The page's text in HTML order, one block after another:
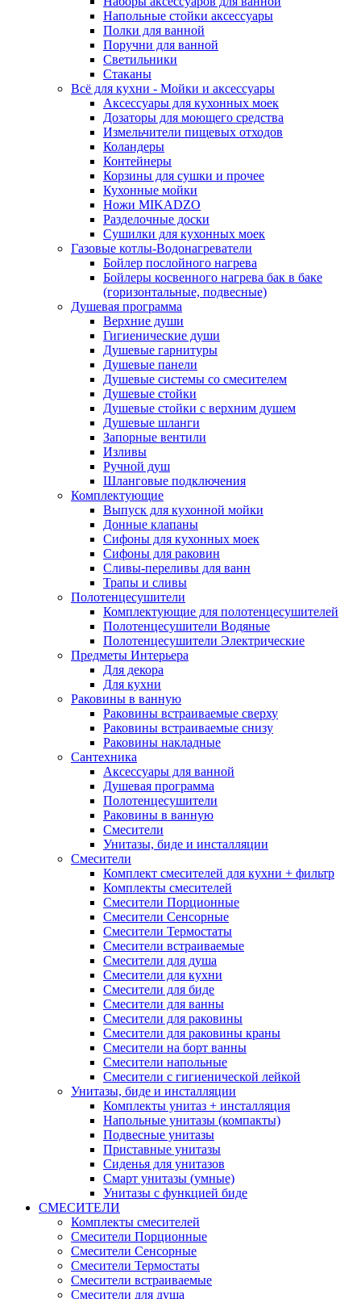
Напольные стойки аксессуары
Полки для ванной
Поручни для ванной
Светильники
Стаканы
Всё для кухни - Мойки и аксессуары
Аксессуары для кухонных моек
Дозаторы для моющего средства
Измельчители пищевых отходов
Коландеры
Контейнеры
Корзины для сушки и прочее
Кухонные мойки
Ножи MIKADZO
Разделочные доски
Сушилки для кухонных моек
Газовые котлы-Водонагреватели
Бойлер послойного нагрева
Бойлеры косвенного нагрева бак в баке
(горизонтальные, подвесные)
Душевая программа
Верхние души
Гигиенические души
Душевые гарнитуры
Душевые панели
Душевые системы со смесителем
Душевые стойки
Душевые стойки с верхним душем
Душевые шланги
Запорные вентили
Изливы
Ручной душ
Шланговые подключения
Комплектующие
Выпуск для кухонной мойки
Донные клапаны
Сифоны для кухонных моек
Сифоны для раковин
Сливы-переливы для ванн
Трапы и сливы
Полотенцесушители
Комплектующие для полотенцесушителей
Полотенцесушители Водяные
Полотенцесушители Электрические
Предметы Интерьера
Для декора
Для кухни
Раковины в ванную
Раковины встраиваемые сверху
Раковины встраиваемые снизу
Раковины накладные
Сантехника
Аксессуары для ванной
Душевая программа
Полотенцесушители
Раковины в ванную
Смесители
Унитазы, биде и инсталляции
Смесители
Комплект смесителей для кухни + фильтр
Комплекты смесителей
Смесители Порционные
Смесители Сенсорные
Смесители Термостаты
Смесители встраиваемые
Смесители для душа
Смесители для кухни
Смесители для биде
Смесители для ванны
Смесители для раковины
Смесители для раковины краны
Смесители на борт ванны
Смесители напольные
Смесители с гигиенической лейкой
Унитазы, биде и инсталляции
Комплекты унитаз + инсталляция
Напольные унитазы (компакты)
Подвесные унитазы
Приставные унитазы
Сиденья для унитазов
Смарт унитазы (умные)
Унитазы с функцией биде
СМЕСИТЕЛИ
Комплекты смесителей
Смесители Порционные
Смесители Сенсорные
Смесители Термостаты
Смесители встраиваемые
Смесители для душа